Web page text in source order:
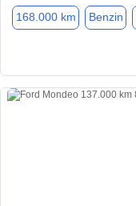
168.000 km Benzin